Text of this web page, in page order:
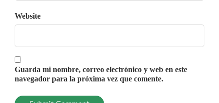
Website
Guarda mi nombre, correo electrónico y web en este
navegador para la próxima vez que comente.